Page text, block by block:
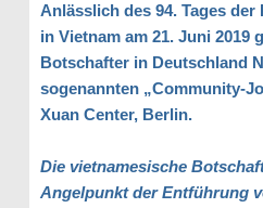
Anlässlich des 94. Tages
in Vietnam am 21. Juni 2019
Botschafter in Deutschland
sogenannten „Community-
Xuan Center, Berlin.
Die vietnamesische
Angelpunkt der Entführung